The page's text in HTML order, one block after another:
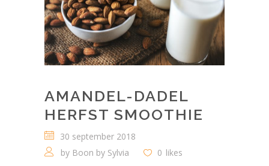
AMANDEL-DADEL
HERFST SMOOTHIE
30 september 2018
by Boon by Sylvia 0 likes